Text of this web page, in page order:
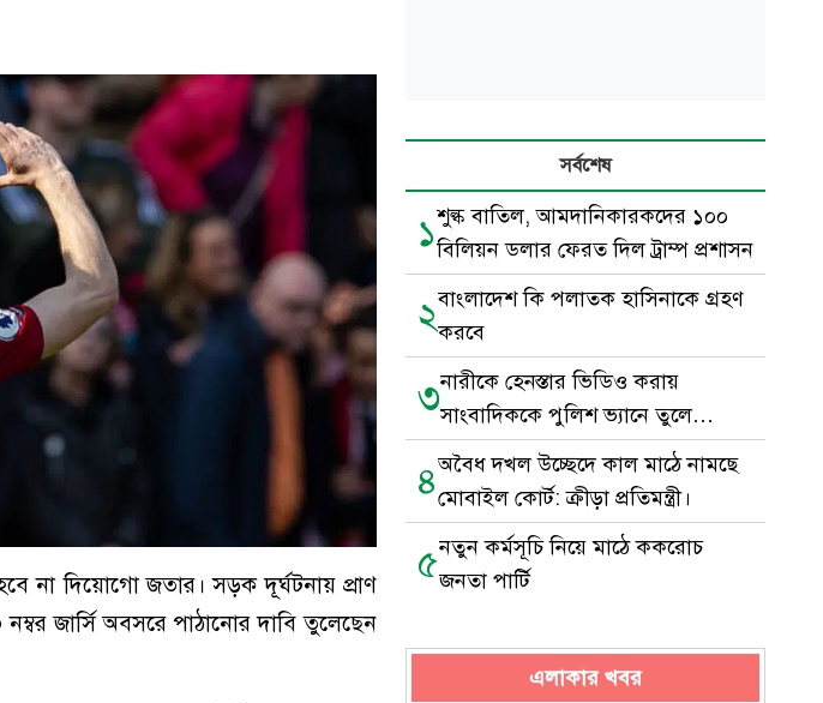
না দিয়োগো জতার। সড়ক দূর্ঘটনায় প্রাণ
জার্সি অবসরে পাঠানোর দাবি তুলেছেন
সর্বশেষ
১শুল্ক বাতিল, আমদানিকারকদের ১০০
বিলিয়ন ডলার ফেরত দিল ট্রাম্প প্রশাসন
২বাংলাদেশ কি পলাতক হাসিনাকে গ্রহণ
করবে
৩নারীকে হেনস্তার ভিডিও করায়
সাংবাদিককে পুলিশ ভ্যানে তুলে
নির্যাতন
৪অবৈধ দখল উচ্ছেদে কাল মাঠে নামছে
মোবাইল কোর্ট: ক্রীড়া প্রতিমন্ত্রী।
৫নতুন কর্মসূচি নিয়ে মাঠে ককরোচ
জনতা পার্টি
এলাকার খবর